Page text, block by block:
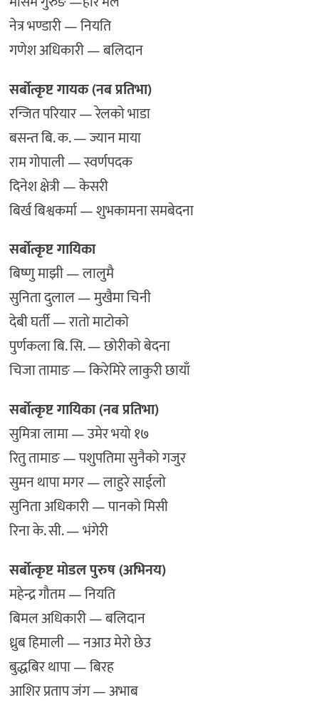
नेत्र भण्डारी — नियति
गणेश अधिकारी — बलिदान
सर्बोत्कृष्ट गायक (नब प्रतिभा)
रन्जित परियार — रेलको भाडा
बसन्त बि. क. — ज्यान माया
राम गोपाली — स्वर्णपदक
दिनेश क्षेत्री — केसरी
बिर्ख बिश्वकर्मा — शुभकामना समबेदना
सर्बोत्कृष्ट गायिका
बिष्णु माझी — लालुमै
सुनिता दुलाल — मुखैमा चिनी
देबी घर्ती — रातो माटोको
पुर्णकला बि. सि. — छोरीको बेदना
चिजा तामाङ — किरेमिरे लाकुरी छायाँ
सर्बोत्कृष्ट गायिका (नब प्रतिभा)
सुमित्रा लामा — उमेर भयो १७
रितु तामाङ — पशुपतिमा सुनैको गजुर
सुमन थापा मगर — लाहुरे साईलो
सुनिता अधिकारी — पानको मिसी
रिना के. सी. — भंगेरी
सर्बोत्कृष्ट मोडल पुरुष (अभिनय)
महेन्द्र गौतम — नियति
बिमल अधिकारी — बलिदान
ध्रुब हिमाली — नआउ मेरो छेउ
बुद्धबिर थापा — बिरह
आशिर प्रताप जंग — अभाब